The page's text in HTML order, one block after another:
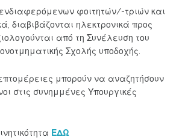
φοιτητών/-τριών και
διαβιβάζονται ηλεκτρονικά προς
από τη Συνέλευση του
Σχολής υποδοχής.
μπορούν να αναζητήσουν
στις συνημμένες Υπουργικές
ΕΔΩ